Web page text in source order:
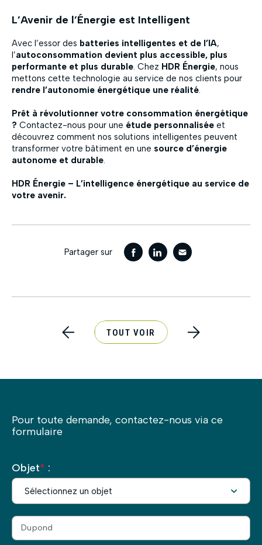
L’Avenir de l’Énergie est Intelligent
Avec l’essor des batteries intelligentes et de l’IA,
l’autoconsommation devient plus accessible, plus
performante et plus durable. Chez HDR Énergie, nous
mettons cette technologie au service de nos clients pour
rendre l’autonomie énergétique une réalité.
Prêt à révolutionner votre consommation énergétique
? Contactez-nous pour une étude personnalisée et
découvrez comment nos solutions intelligentes peuvent
transformer votre bâtiment en une source d’énergie
autonome et durable.
HDR Énergie – L’intelligence énergétique au service de
votre avenir.
Partager sur
TOUT VOIR
Pour toute demande, contactez-nous via ce
formulaire
Objet* :